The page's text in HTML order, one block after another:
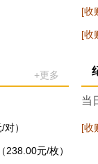
[收
[收
+更多
）
元/枚）
当
[收